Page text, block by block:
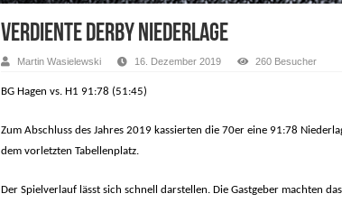
Verdiente Derby Niederlage
Martin Wasielewski 16. Dezember 2019 260 Besucher
BG Hagen vs. H1 91:78 (51:45)
Zum Abschluss des Jahres 2019 kassierten die 70er eine 91:78
dem vorletzten Tabellenplatz.
Der Spielverlauf lässt sich schnell darstellen. Die Gastgeber machten